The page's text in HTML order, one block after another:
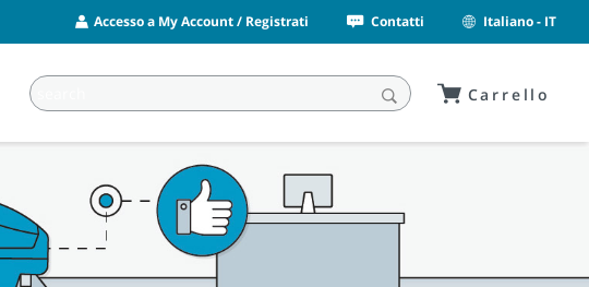
Accesso a My Account / Registrati Contatti Italiano - IT
Carrello